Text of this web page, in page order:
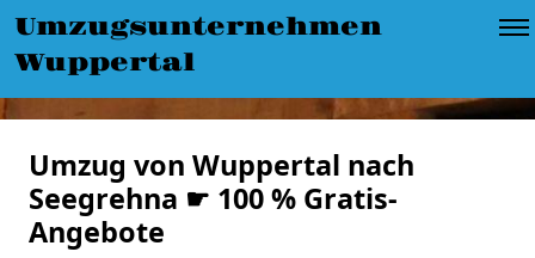
Umzugsunternehmen
Wuppertal
Umzug von Wuppertal nach
Seegrehna ☛ 100 % Gratis-
Angebote